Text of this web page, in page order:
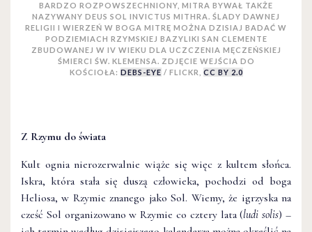
BARDZO ROZPOWSZECHNIONY, MITRA BYWAŁ TAKŻE
NAZYWANY DEUS SOL INVICTUS MITHRA. ŚLADY DAWNEJ
RELIGII I WIERZEŃ W BOGA MITRĘ MOŻNA DZISIAJ BADAĆ W
PODZIEMIACH RZYMSKIEJ BAZYLIKI SAN CLEMENTE
ZBUDOWANEJ W IV WIEKU DLA UCZCZENIA MĘCZEŃSKIEJ
ŚMIERCI ŚW. KLEMENSA. ZDJĘCIE WEJŚCIA DO
KOŚCIOŁA: DEBS-EYE / FLICKR, CC BY 2.0
Z Rzymu do świata
Kult ognia nierozerwalnie wiąże się więc z kultem słońca.
Iskra, która stała się duszą człowieka, pochodzi od boga
Heliosa, w Rzymie znanego jako Sol. Wiemy, że igrzyska na
cześć Sol organizowano w Rzymie co cztery lata (ludi solis) –